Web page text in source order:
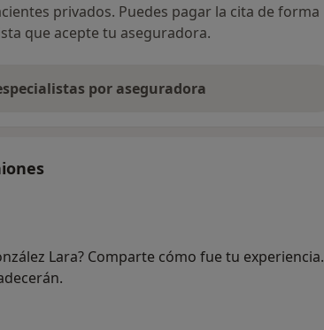
privados. Puedes pagar la cita de forma
que acepte tu aseguradora.
por aseguradora
Lara? Comparte cómo fue tu experiencia.